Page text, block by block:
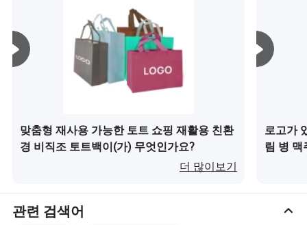
맞춤형 재사용 가능한 토트 쇼핑 재활용 친환
경 비직조 토트백이(가) 무엇인가요?
더 많이보기
로고가
림 병 맥
관련 검색어